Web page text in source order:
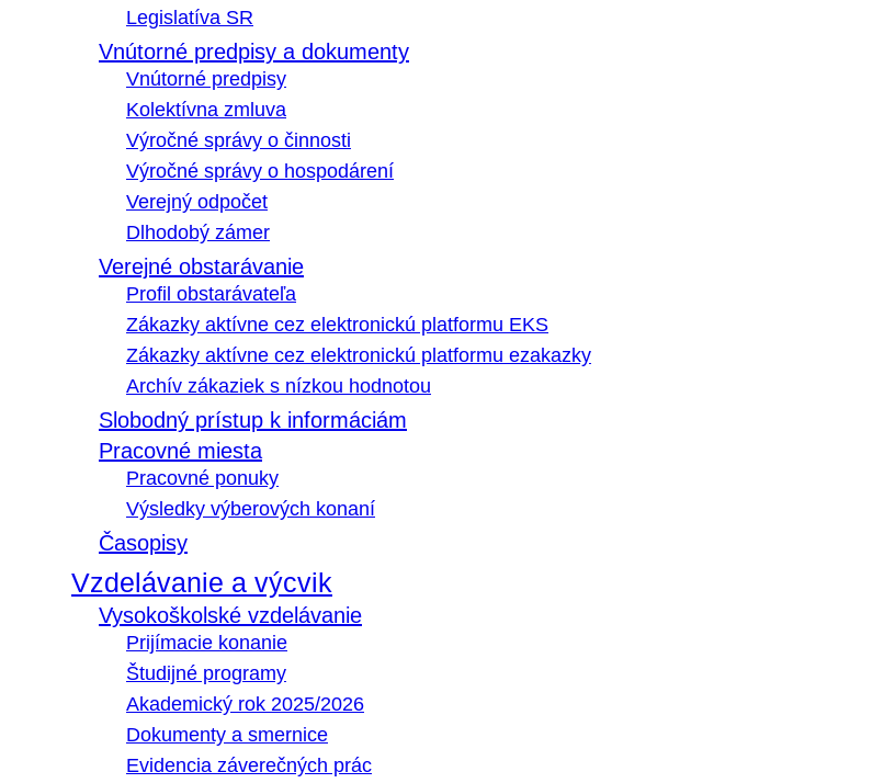
Legislatíva SR
Vnútorné predpisy a dokumenty
Vnútorné predpisy
Kolektívna zmluva
Výročné správy o činnosti
Výročné správy o hospodárení
Verejný odpočet
Dlhodobý zámer
Verejné obstarávanie
Profil obstarávateľa
Zákazky aktívne cez elektronickú platformu EKS
Zákazky aktívne cez elektronickú platformu ezakazky
Archív zákaziek s nízkou hodnotou
Slobodný prístup k informáciám
Pracovné miesta
Pracovné ponuky
Výsledky výberových konaní
Časopisy
Vzdelávanie a výcvik
Vysokoškolské vzdelávanie
Prijímacie konanie
Študijné programy
Akademický rok 2025/2026
Dokumenty a smernice
Evidencia záverečných prác